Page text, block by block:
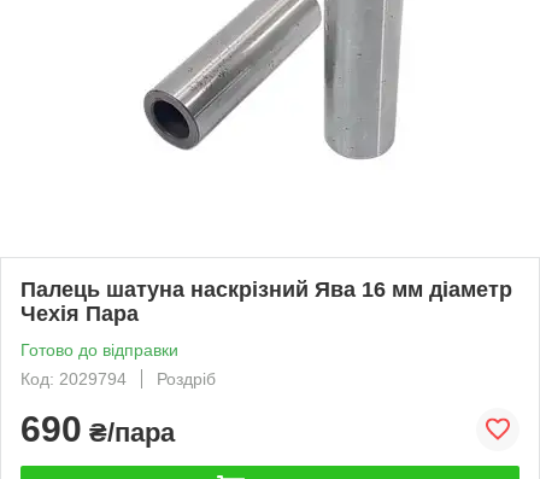
Палець шатуна наскрізний Ява 16 мм діаметр
Чехія Пара
Готово до відправки
Код: 2029794
Роздріб
690 ₴/пара